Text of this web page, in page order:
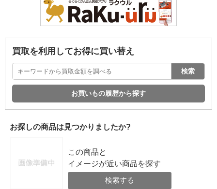
買取を利用してお得に買い替え
検索
お買いもの履歴から探す
お探しの商品は見つかりましたか?
この商品と
イメージが近い商品を探す
検索する